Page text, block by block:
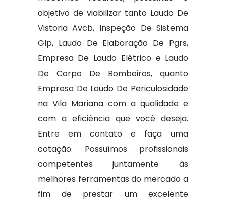
objetivo de viabilizar tanto Laudo De
Vistoria Avcb, Inspeção De Sistema
Glp, Laudo De Elaboração De Pgrs,
Empresa De Laudo Elétrico e Laudo
De Corpo De Bombeiros, quanto
Empresa De Laudo De Periculosidade
na Vila Mariana com a qualidade e
com a eficiência que você deseja.
Entre em contato e faça uma
cotação. Possuímos profissionais
competentes juntamente às
melhores ferramentas do mercado a
fim de prestar um excelente